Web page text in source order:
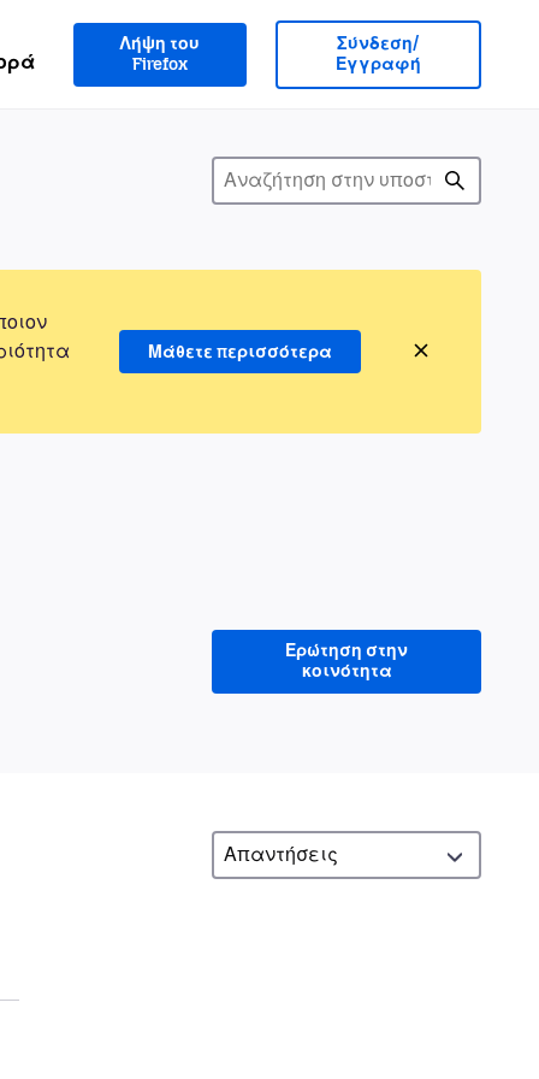
Λήψη του
Firefox
Σύνδεση/
Εγγραφή
Μάθετε περισσότερα
Ερώτηση στην
κοινότητα